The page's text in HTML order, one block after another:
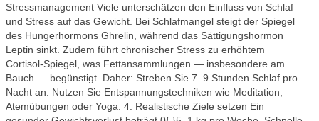
Stressmanagement Viele unterschätzen den Einfluss von Schlaf
und Stress auf das Gewicht. Bei Schlafmangel steigt der Spiegel
des Hungerhormons Ghrelin, während das Sättigungshormon
Leptin sinkt. Zudem führt chronischer Stress zu erhöhtem
Cortisol‑Spiegel, was Fettansammlungen — insbesondere am
Bauch — begünstigt. Daher: Streben Sie 7–9 Stunden Schlaf pro
Nacht an. Nutzen Sie Entspannungstechniken wie Meditation,
Atemübungen oder Yoga. 4. Realistische Ziele setzen Ein